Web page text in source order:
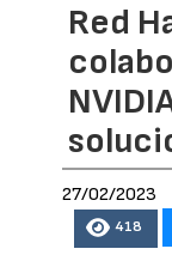
Red
27/02/2023
418